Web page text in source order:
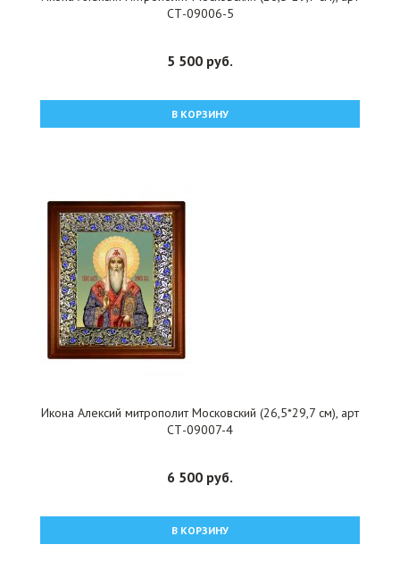
СТ-09006-5
5 500 руб.
В КОРЗИНУ
Икона Алексий митрополит Московский (26,5*29,7 см), арт
СТ-09007-4
6 500 руб.
В КОРЗИНУ